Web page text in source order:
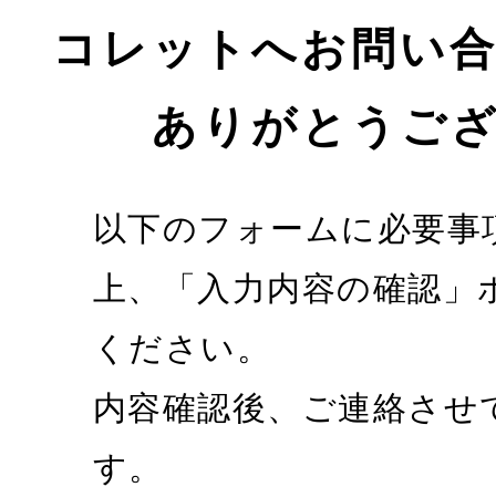
コレットへお問い
ありがとうご
以下のフォームに必要事
上、「入力内容の確認
ください。
内容確認後、ご連絡させ
す。